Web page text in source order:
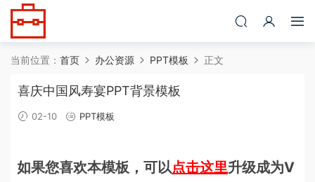
当前位置： 首页 办公资源 PPT模板 正文
喜庆中国风寿宴PPT背景模板
02-10 PPT模板
如果您喜欢本模板，可以点击这里升级成为V